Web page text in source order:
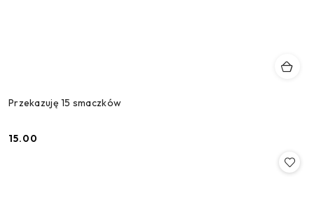
Przekazuję 15 smaczków
Cena:
15.00